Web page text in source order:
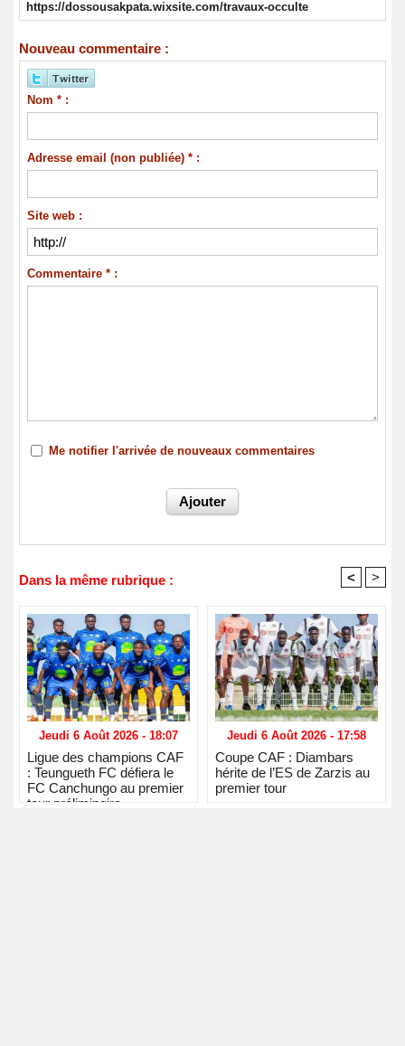
https://dossousakpata.wixsite.com/travaux-occulte
Nouveau commentaire :
Nom * :
Adresse email (non publiée) * :
Site web :
Commentaire * :
Me notifier l'arrivée de nouveaux commentaires
Dans la même rubrique : < >
Jeudi 6 Août 2026 - 18:07
Ligue des champions CAF
: Teungueth FC défiera le
FC Canchungo au premier
tour préliminaire
Jeudi 6 Août 2026 - 17:58
Coupe CAF : Diambars
hérite de l’ES de Zarzis au
premier tour